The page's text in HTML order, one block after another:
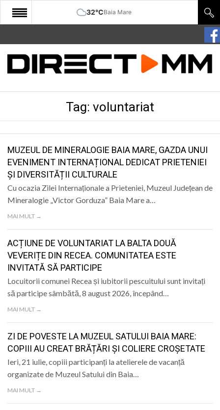
32°CBaia Mare
START
COMUNITATE
SANATATE
SPORT
SPECIAL
POLITIC
Tag: voluntariat
MUZEUL DE MINERALOGIE BAIA MARE, GAZDA UNUI
EVENIMENT INTERNAȚIONAL DEDICAT PRIETENIEI
ȘI DIVERSITĂȚII CULTURALE
Cu ocazia Zilei Internaționale a Prieteniei, Muzeul Județean de
Mineralogie „Victor Gorduza” Baia Mare a…
MAI MULT →
ACȚIUNE DE VOLUNTARIAT LA BALTA DOUĂ
VEVERIȚE DIN RECEA. COMUNITATEA ESTE
INVITATĂ SĂ PARTICIPE
Locuitorii comunei Recea și iubitorii pescuitului sunt invitați
să participe sâmbătă, 8 august 2026, începând…
MAI MULT →
ZI DE POVESTE LA MUZEUL SATULUI BAIA MARE:
COPIII AU CREAT BRĂȚĂRI ȘI COLIERE CROȘETATE
Ieri, 21 iulie, copiii participanți la atelierele de vacanță
organizate de Muzeul Satului din Baia…
MAI MULT →